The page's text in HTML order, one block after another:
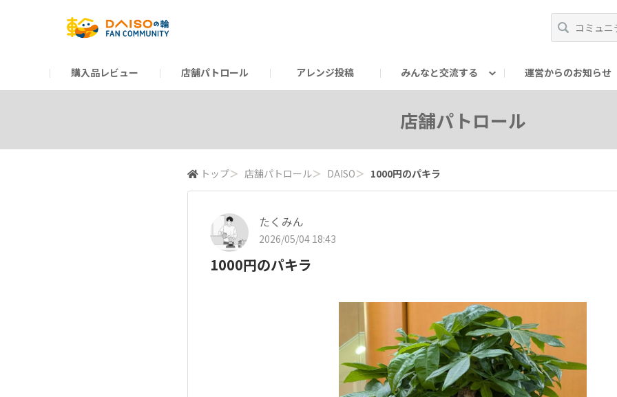
購入品レビュー 店舗パトロール アレンジ投稿 みんなと交流する 運営からのお知らせ
店舗パトロール
トップ＞ 店舗パトロール＞ DAISO＞ 1000円のパキラ
たくみん
2026/05/04 18:43
1000円のパキラ